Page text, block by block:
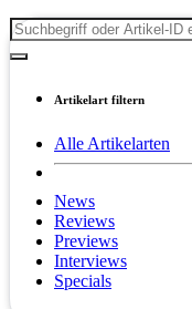
Artikelart filtern
Alle Artikelarten
News
Reviews
Previews
Interviews
Specials